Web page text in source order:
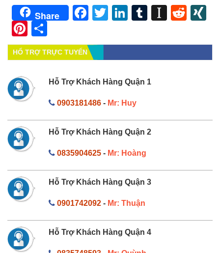
Share Facebook
TwitterLinkedIn
Tumblr
Pinterest
HỔ TRỢ TRỰC TUYẾN
Hỗ Trợ Khách Hàng Quận 1
0903181486- Mr: Huy
Hỗ Trợ Khách Hàng Quận 2
0835904625- Mr: Hoàng
Hỗ Trợ Khách Hàng Quận 3
0901742092- Mr: Thuận
Hỗ Trợ Khách Hàng Quận 4